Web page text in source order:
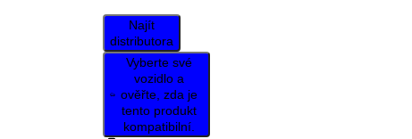
Najít
distributora
Vyberte své
vozidlo a
ověřte, zda je
tento produkt
kompatibilní.